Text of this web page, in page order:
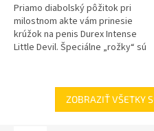
Priamo diabolský pôžitok pri
milostnom akte vám prinesie
krúžok na penis Durex Intense
Little Devil. Špeciálne „rožky“ sú
ZOBRAZIŤ VŠETKY